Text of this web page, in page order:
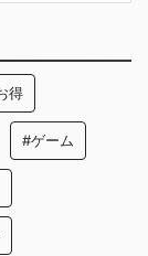
得
#ゲーム